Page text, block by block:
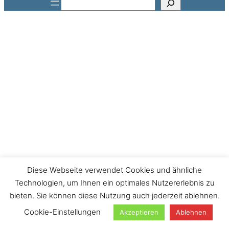
Diese Webseite verwendet Cookies und ähnliche
Technologien, um Ihnen ein optimales Nutzererlebnis zu
bieten. Sie können diese Nutzung auch jederzeit ablehnen.
Cookie-Einstellungen
Akzeptieren Ablehnen